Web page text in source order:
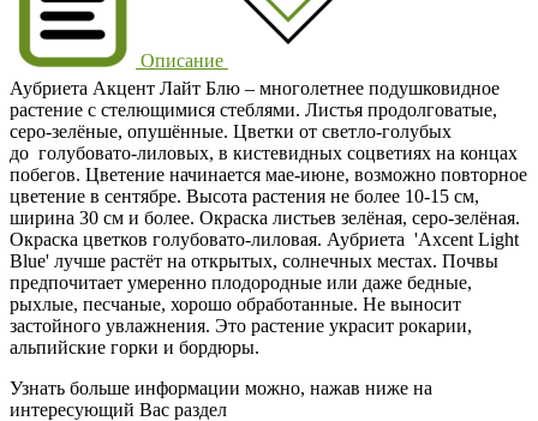
Описание
Аубриета Акцент Лайт Блю – многолетнее подушковидное
растение с стелющимися стеблями. Листья продолговатые,
серо-зелёные, опушённые. Цветки от светло-голубых
до голубовато-лиловых, в кистевидных соцветиях на концах
побегов. Цветение начинается мае-июне, возможно повторное
цветение в сентябре. Высота растения не более 10-15 см,
ширина 30 см и более. Окраска листьев зелёная, серо-зелёная.
Окраска цветков голубовато-лиловая. Аубриета 'Axcent Light
Blue' лучше растёт на открытых, солнечных местах. Почвы
предпочитает умеренно плодородные или даже бедные,
рыхлые, песчаные, хорошо обработанные. Не выносит
застойного увлажнения. Это растение украсит рокарии,
альпийские горки и бордюры.
Узнать больше информации можно, нажав ниже на
интересующий Вас раздел